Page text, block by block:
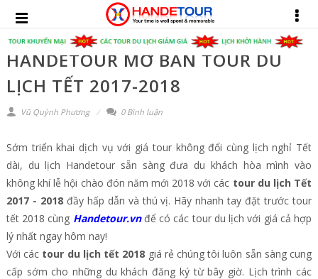
HANDETOUR MỞ BÁN TOUR DU
LỊCH TẾT 2017-2018
Vũ Quỳnh Phương 0 Bình luận
Sớm triển khai dịch vụ với giá tour không đổi cùng lịch nghỉ Tết
dài, du lịch Handetour sẵn sàng đưa du khách hòa mình vào
không khí lễ hội chào đón năm mới 2018 với các tour du lịch Tết
2017 - 2018đầy hấp dẫn và thú vị. Hãy nhanh tay đặt trước tour
tết 2018 cùng Handetour.vnđể có các tour du lịch với giá cả hợp
lý nhất ngay hôm nay!
Với các tour du lịch tết 2018 giá rẻ chúng tôi luôn sẵn sàng cung
cấp sớm cho những du khách đăng ký từ bây giờ. Lịch trình các